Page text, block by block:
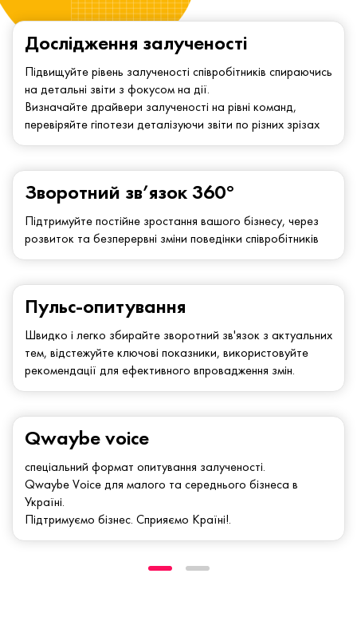
Дослідження залученості
Підвищуйте рівень залученості співробітників спираючись
на детальні звіти з фокусом на дії.
Визначайте драйвери залученості на рівні команд,
перевіряйте гіпотези деталізуючи звіти по різних зрізах
Зворотний зв’язок 360°
Підтримуйте постійне зростання вашого бізнесу, через
розвиток та безперервні зміни поведінки співробітників
Qwaybe voice
спеціальний формат опитування залученості.
Qwaybe Voice для малого та середнього бізнеса в
Україні.
Підтримуємо бізнес. Сприяємо Країні!.
Пульс-опитування
Швидко і легко збирайте зворотний зв'язок з актуальних
тем, відстежуйте ключові показники, використовуйте
рекомендації для ефективного впровадження змін.